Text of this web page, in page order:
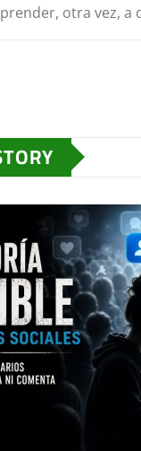
otra vez, a